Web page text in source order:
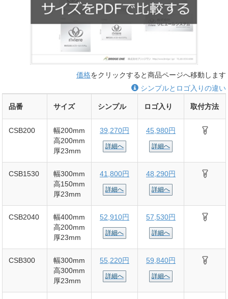
価格をクリックすると商品ページへ移動します
シンプルとロゴ入りの違い
品番 サイズ シンプル ロゴ入り 取付方法
CSB200
幅200mm
高200mm
厚23mm
39,270円
詳細へ
45,980円
詳細へ
CSB1530
幅300mm
高150mm
厚23mm
41,800円
詳細へ
48,290円
詳細へ
CSB2040
幅400mm
高200mm
厚23mm
52,910円
詳細へ
57,530円
詳細へ
CSB300
幅300mm
高300mm
厚23mm
55,220円
詳細へ
59,840円
詳細へ